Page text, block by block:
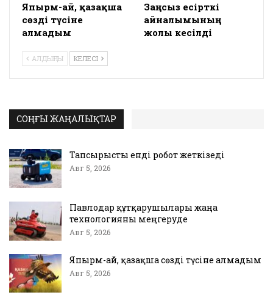
Япырм-ай, қазақша
сөзді түсіне
алмадым
Заңсыз есірткі
айналымының
жолы кесілді
АЛДЫҢҒЫ КЕЛЕСІ
СОҢҒЫ ЖАҢАЛЫҚТАР
Тапсырысты енді робот жеткізеді
Авг 5, 2026
Павлодар құтқарушылары жаңа
технологияны меңгеруде
Авг 5, 2026
Япырм-ай, қазақша сөзді түсіне алмадым
Авг 5, 2026